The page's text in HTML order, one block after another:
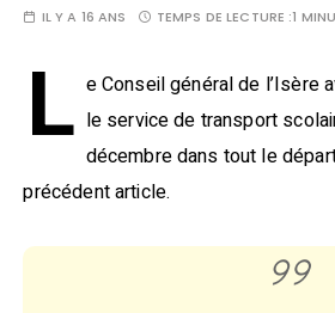
IL Y A 16 ANS TEMPS DE LECTURE :1
L e Conseil général de l’Isère
le service de transport
décembre dans tout le
précédent article.